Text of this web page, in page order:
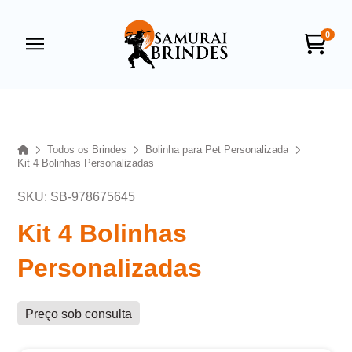
0
HomeTodos os Brindes
Bolinha para Pet Personalizada
Kit 4 Bolinhas Personalizadas
SKU: SB-978675645
Kit 4 Bolinhas
Personalizadas
Preço sob consulta